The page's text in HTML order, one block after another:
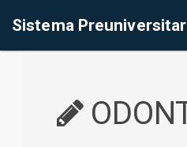
Sistema